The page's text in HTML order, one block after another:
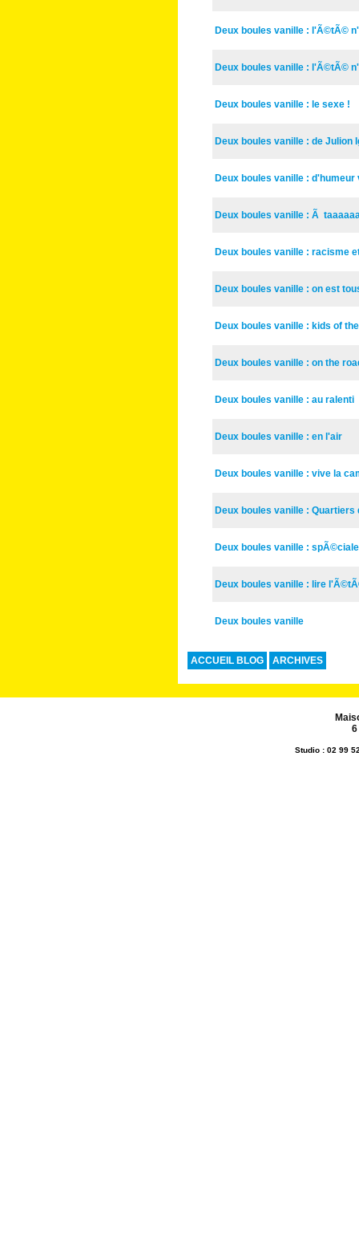
Deux boules vanille : l'Ã©tÃ©
Deux boules vanille : l'Ã©tÃ©
Deux boules vanille : le sexe !
Deux boules vanille : de
Deux boules vanille :
Deux boules vanille : Ã
Deux boules vanille : racisme
Deux boules vanille : on est
Deux boules vanille : kids of
Deux boules vanille : on the
Deux boules vanille : au ralenti
Deux boules vanille : en l'air
Deux boules vanille : vive la
Deux boules vanille :
Deux boules vanille :
Deux boules vanille : lire
Deux boules vanille
ACCUEIL BLOG ARCHIVES
Studio : 02 99